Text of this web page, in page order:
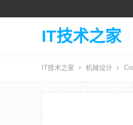
IT技术之家
IT技术之家 机械设计